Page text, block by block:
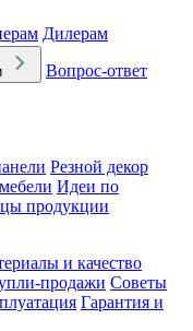
Дилерам
Вопрос-ответ
Резной декор
Идеи по
продукции
и качество
продажи Советы
Гарантия и